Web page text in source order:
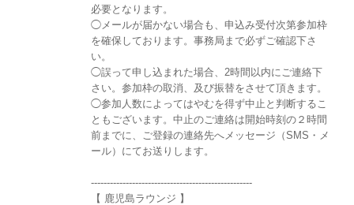
必要となります。
◯メールが届かない場合も、申込み受付次第参加枠
を確保しております。事務局まで必ずご確認下さ
い。
◯誤って申し込まれた場合、2時間以内にご連絡下
さい。参加枠の取消、及び振替をさせて頂きます。
◯参加人数によってはやむを得ず中止と判断するこ
ともございます。中止のご連絡は開始時刻の２時間
前までに、ご登録の連絡先へメッセージ（SMS・メ
ール）にてお送りします。
---------------------------------------------------
【 鹿児島ラウンジ 】